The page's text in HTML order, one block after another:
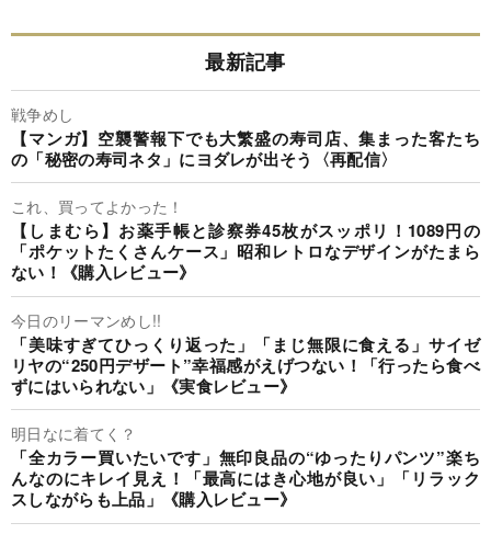
最新記事
戦争めし
【マンガ】空襲警報下でも大繁盛の寿司店、集まった客たち
の「秘密の寿司ネタ」にヨダレが出そう〈再配信〉
これ、買ってよかった！
【しまむら】お薬手帳と診察券45枚がスッポリ！1089円の
「ポケットたくさんケース」昭和レトロなデザインがたまら
ない！《購入レビュー》
今日のリーマンめし!!
「美味すぎてひっくり返った」「まじ無限に食える」サイゼ
リヤの“250円デザート”幸福感がえげつない！「行ったら食べ
ずにはいられない」《実食レビュー》
明日なに着てく？
「全カラー買いたいです」無印良品の“ゆったりパンツ”楽ち
んなのにキレイ見え！「最高にはき心地が良い」「リラック
スしながらも上品」《購入レビュー》